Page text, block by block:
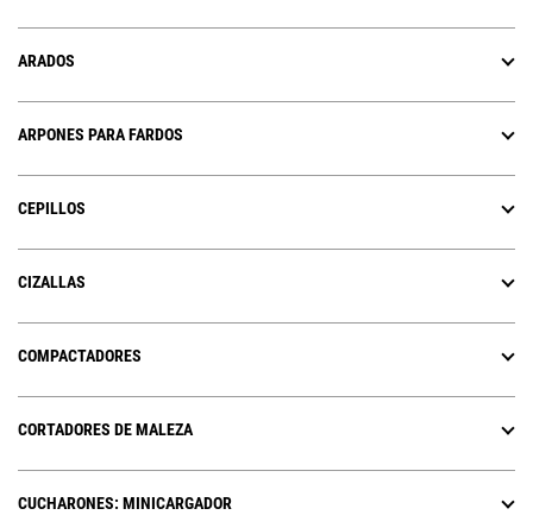
ARADOS
ARPONES PARA FARDOS
CEPILLOS
CIZALLAS
COMPACTADORES
CORTADORES DE MALEZA
CUCHARONES: MINICARGADOR